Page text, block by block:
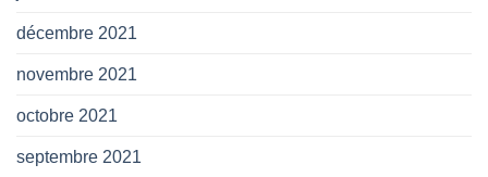
décembre 2021
novembre 2021
octobre 2021
septembre 2021